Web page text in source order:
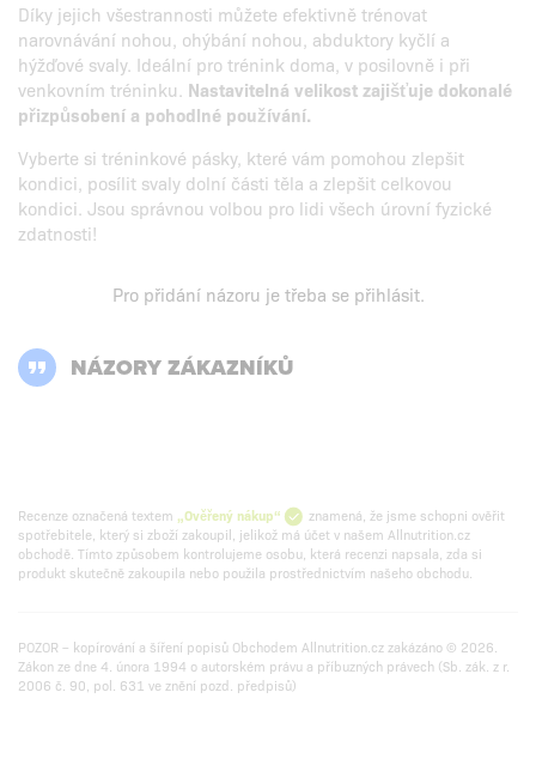
Díky jejich všestrannosti můžete efektivně trénovat
narovnávání nohou, ohýbání nohou, abduktory kyčlí a
hýžďové svaly. Ideální pro trénink doma, v posilovně i při
venkovním tréninku. Nastavitelná velikost zajišťuje dokonalé
přizpůsobení a pohodlné používání.
Vyberte si tréninkové pásky, které vám pomohou zlepšit
kondici, posílit svaly dolní části těla a zlepšit celkovou
kondici. Jsou správnou volbou pro lidi všech úrovní fyzické
zdatnosti!
Pro přidání názoru je třeba se přihlásit.
NÁZORY ZÁKAZNÍKŮ
Recenze označená textem „Ověřený nákup“
znamená, že jsme schopni ověřit
spotřebitele, který si zboží zakoupil, jelikož má účet v našem Allnutrition.cz
obchodě. Tímto způsobem kontrolujeme osobu, která recenzi napsala, zda si
produkt skutečně zakoupila nebo použila prostřednictvím našeho obchodu.
POZOR – kopírování a šíření popisů Obchodem Allnutrition.cz zakázáno © 2026.
Zákon ze dne 4. února 1994 o autorském právu a příbuzných právech (Sb. zák. z r.
2006 č. 90, pol. 631 ve znění pozd. předpisů)